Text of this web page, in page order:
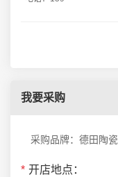
我要采购
采购品牌：德田陶瓷
* 开店地点：